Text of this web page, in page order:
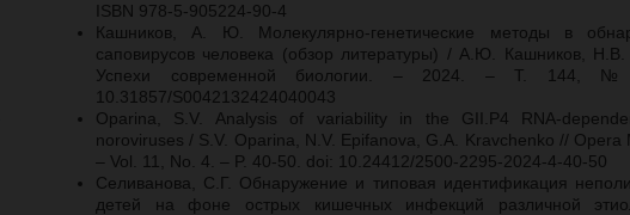
ISBN 978-5-905224-90-4
Кашников, А. Ю. Молекулярно-генетические методы в
саповирусов человека (обзор литературы) / А.Ю. Кашников,
Успехи современной биологии. – 2024. – Т.
10.31857/S0042132424040043
Oparina, S.V. Analysis of variability in the GII.P4 RNA-
noroviruses / S.V. Oparina, N.V. Epifanova, G.A. Kravchenko // Opera
– Vol. 11, No. 4. – P. 40-50. doi: 10.24412/2500-2295-2024-4-40-50
Селиванова, С.Г. Обнаружение и типовая идентификация
детей на фоне острых кишечных инфекций различной